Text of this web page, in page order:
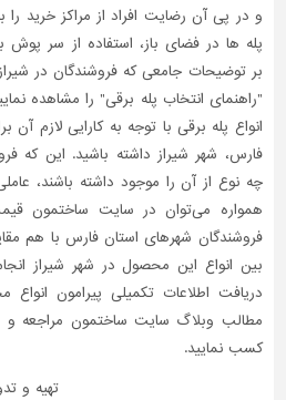
و در پی آن رضایت افراد از مراکز خرید
پله ها در فضای باز، استفاده از سر
بر توضیحات جامعی که فروشندگان در
"راهنمای انتخاب پله برقی" را مشاهده
انواع پله برقی با توجه به کارایی لازم
فارس، شهر شیراز داشته باشید. این که
چه نوع از آن را موجود داشته باشند،
همواره می‌توان در سایت ساختمون
فروشندگان شهرهای استان فارس با هم
بین انواع این محصول در شهر شیراز
دریافت اطلاعات تکمیلی پیرامون
مطالب وبلاگ سایت ساختمون مراجعه و
کسب نمایید.
تهیه و